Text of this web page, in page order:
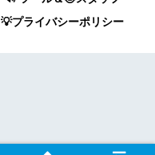
💡プライバシーポリシー